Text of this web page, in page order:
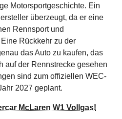
Motorsportgeschichte. Ein
überzeugt, da er eine
Rennsport und
Rückkehr zu der
das Auto zu kaufen, das
auf der Rennstrecke gesehen
sind zum offiziellen WEC-
2027 geplant.
McLaren W1 Vollgas!